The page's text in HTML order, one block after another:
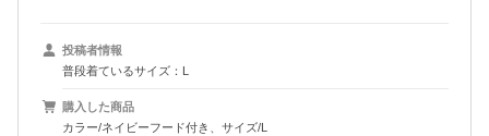
投稿者情報
普段着ているサイズ：L
購入した商品
カラー/ネイビーフード付き、サイズ/L